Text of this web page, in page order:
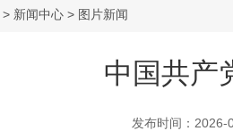
> 新闻中心 > 图片新闻
中国共产
发布时间：2026-